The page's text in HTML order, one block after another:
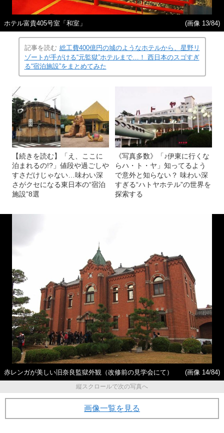
ホテル富貴405号室「和室」 (画像 13/84)
記事を読む 総工費400億円の城のようなホテルから、星野リ
ゾートが手がける“元監獄”ホテルまで…！ 西日本のスゴすぎ
る“宿泊施設”をまとめてみた
【続きを読む】「え、ここに
泊まれるの!?」値段や過ごしや
すさだけじゃない…味わい深
さがクセになる東日本の“宿泊
施設”8選
《写真多数》「♪伊東に行くな
らハ・ト・ヤ」知ってるよう
で意外と知らない？ 味わい深
すぎる“ハトヤホテル”の世界を
探索する
赤レンガが美しい旧奈良監獄外観（改修前の見学会にて）
(画像 14/84)
縦スクロールで次の写真へ
画像一覧を見る